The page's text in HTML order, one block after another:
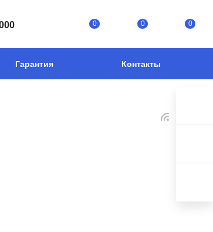
0 0 0
Гарантия Контакты